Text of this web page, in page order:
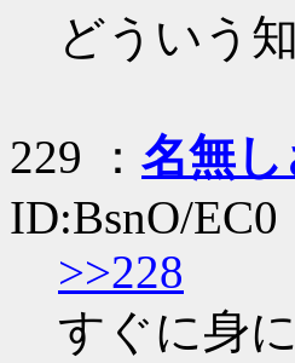
どういう
229 ： 名無
ID:BsnO/EC0
>>228
すぐに身